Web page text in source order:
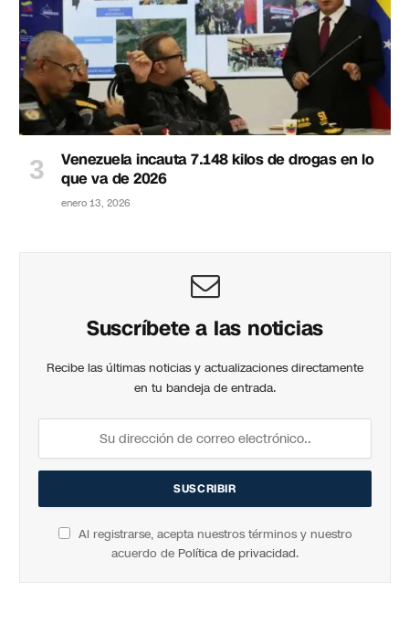
Venezuela incauta 7.148 kilos de drogas en lo
que va de 2026
enero 13, 2026
Suscríbete a las noticias
Recibe las últimas noticias y actualizaciones directamente
en tu bandeja de entrada.
Al registrarse, acepta nuestros términos y nuestro
acuerdo de Política de privacidad.